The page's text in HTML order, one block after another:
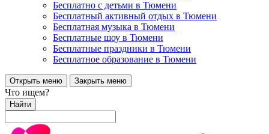
Бесплатно с детьми в Тюмени
Бесплатный активный отдых в Тюмени
Бесплатная музыка в Тюмени
Бесплатные шоу в Тюмени
Бесплатные праздники в Тюмени
Бесплатное образование в Тюмени
Открыть меню Закрыть меню
Что ищем?
Найти